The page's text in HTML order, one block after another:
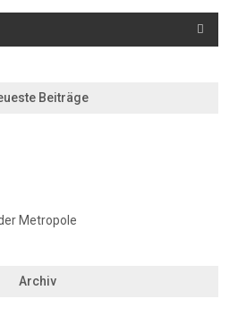
Beiträge
Metropole
Archiv